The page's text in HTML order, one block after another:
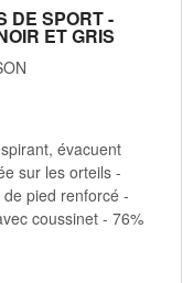
DE SPORT -
ET GRIS
évacuent
sur les orteils -
pied renforcé -
coussinet - 76%